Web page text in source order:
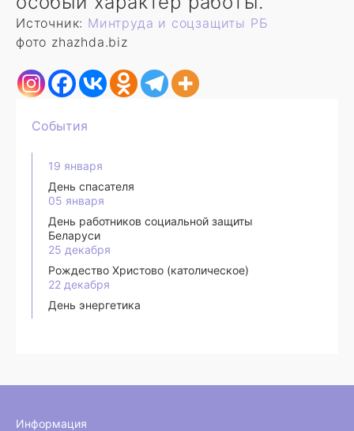
Источник: Минтруда и соцзащиты РБ
фото zhazhda.biz
События
19 января
День спасателя
05 января
День работников социальной защиты
Беларуси
25 декабря
Рождество Христово (католическое)
22 декабря
День энергетика
Информация